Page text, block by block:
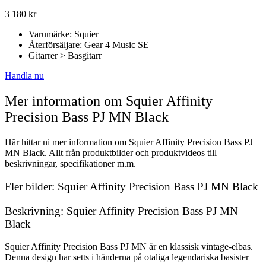
3 180 kr
Varumärke: Squier
Återförsäljare: Gear 4 Music SE
Gitarrer > Basgitarr
Handla nu
Mer information om Squier Affinity
Precision Bass PJ MN Black
Här hittar ni mer information om Squier Affinity Precision Bass PJ
MN Black. Allt från produktbilder och produktvideos till
beskrivningar, specifikationer m.m.
Fler bilder: Squier Affinity Precision Bass PJ MN Black
Beskrivning: Squier Affinity Precision Bass PJ MN
Black
Squier Affinity Precision Bass PJ MN är en klassisk vintage-elbas.
Denna design har setts i händerna på otaliga legendariska basister